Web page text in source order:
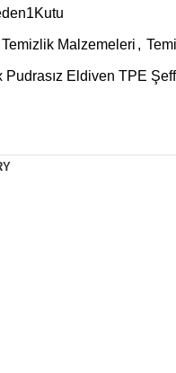
Temizlik Malzemeleri ,
Pudrasız Eldiven TPE